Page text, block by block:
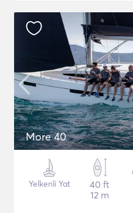
More 40
Yelkenli Yat
40 ft
12 m